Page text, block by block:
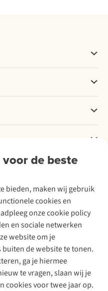
de beste
bieden, maken wij gebruik
cookies en
onze cookie policy
en sociale netwerken
website om je
de website te tonen.
ga je hiermee
te vragen, slaan wij je
cookies voor twee jaar op.
us